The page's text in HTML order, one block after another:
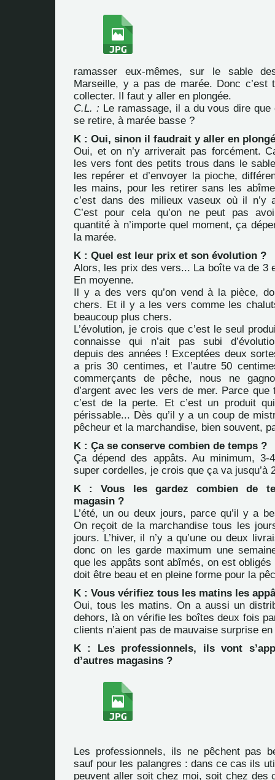
ramasser eux-mêmes, sur le sable
Marseille, y a pas de marée. Donc c’est
collecter. Il faut y aller en plongée.
C.L. : Le ramassage, il a du vous dire que
se retire, à marée basse ?
K : Oui, sinon il faudrait y aller en
Oui, et on n’y arriverait pas forcément.
les vers font des petits trous dans le
les repérer et d’envoyer la pioche,
les mains, pour les retirer sans les
c’est dans des milieux vaseux où il n’y
C’est pour cela qu’on ne peut pas
quantité à n’importe quel moment, ça
la marée.
K : Quel est leur prix et son évolution ?
Alors, les prix des vers... La boîte va de 3
En moyenne.
Il y a des vers qu’on vend à la pièce,
chers. Et il y a les vers comme les
beaucoup plus chers.
L’évolution, je crois que c’est le seul
connaisse qui n’ait pas subi
depuis des années ! Exceptées deux
a pris 30 centimes, et l’autre 50
commerçants de pêche, nous ne
d’argent avec les vers de mer. Parce que
c’est de la perte. Et c’est un produit
périssable... Dès qu’il y a un coup de
pêcheur et la marchandise, bien souvent,
K : Ça se conserve combien de temps ?
Ça dépend des appâts. Au minimum,
super cordelles, je crois que ça va jusqu’à
K : Vous les gardez combien de
magasin ?
L’été, un ou deux jours, parce qu’il y a
On reçoit de la marchandise tous les
jours. L’hiver, il n’y a qu’une ou deux
donc on les garde maximum une
que les appâts sont abîmés, on est
doit être beau et en pleine forme pour la
K : Vous vérifiez tous les matins les
Oui, tous les matins. On a aussi un
dehors, là on vérifie les boîtes deux fois
clients n’aient pas de mauvaise surprise
K : Les professionnels, ils vont
d’autres magasins ?
Les professionnels, ils ne pêchent pas
sauf pour les palangres : dans ce cas ils
peuvent aller soit chez moi, soit chez des